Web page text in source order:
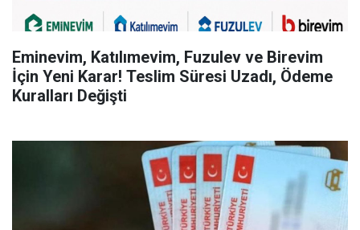
Eminevim, Katılımevim, Fuzulev ve Birevim
İçin Yeni Karar! Teslim Süresi Uzadı, Ödeme
Kuralları Değişti